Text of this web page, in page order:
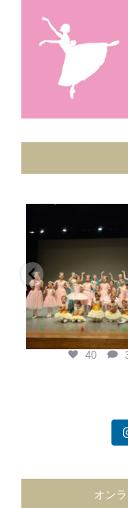
7月 20
40
40
オン